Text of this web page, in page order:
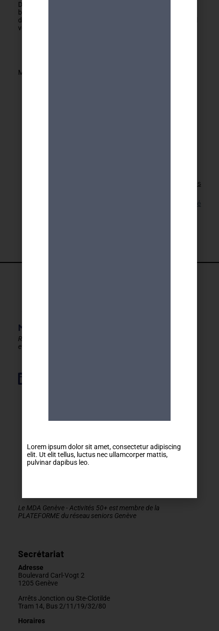
Développement personnel. Reconnaitre, cultiver et suivre sa
bonne intuition, à ne pas la confondre avec ses projections,
déductions, influences inconscientes et souhaits etc…. : seul
vous saurez les distinguer…
Marc Fafalen
Retour aux activités
Lien pour cette activité
MDA GENEVE - ACTIVITES 50+
Rester en forme, créatif
et autonome après 50 ans !
Le MDA Genève - Activités 50+ est membre de la
PLATEFORME du réseau seniors Genève
Secrétariat
Adresse
Boulevard Carl-Vogt 2
1205 Genève
Arrêts Jonction ou Ste-Clotilde
Tram 14, Bus 2/11/19/32/80
Horaires
Lorem ipsum dolor sit amet, consectetur adipiscing
elit. Ut elit tellus, luctus nec ullamcorper mattis,
pulvinar dapibus leo.